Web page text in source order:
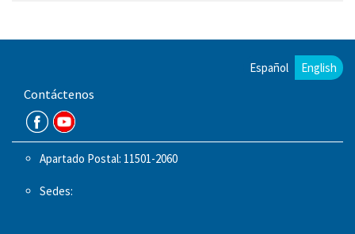
Español English
Contáctenos
Apartado Postal: 11501-2060
Sedes: